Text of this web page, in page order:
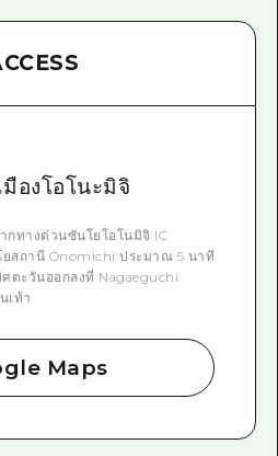
มืองโอโนะมิจิ
ทางด่วนซันโยโอโนมิจิ IC
สถานี Onomichi ประมาณ 5 นาที
ตะวันออกลงที่ Nagaeguchi
เท้า
Maps